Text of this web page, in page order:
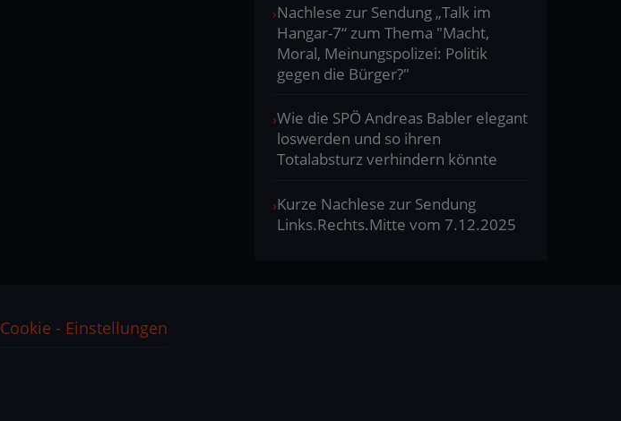
Nachlese zur Sendung „Talk im
Hangar-7“ zum Thema "Macht,
Moral, Meinungspolizei: Politik
gegen die Bürger?"
Wie die SPÖ Andreas Babler elegant
loswerden und so ihren
Totalabsturz verhindern könnte
Kurze Nachlese zur Sendung
Links.Rechts.Mitte vom 7.12.2025
Cookie - Einstellungen